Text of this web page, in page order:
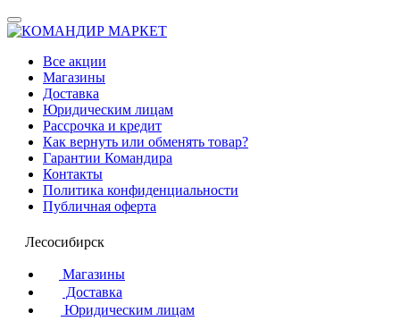
Все акции
Магазины
Доставка
Юридическим лицам
Рассрочка и кредит
Как вернуть или обменять товар?
Гарантии Командира
Контакты
Политика конфиденциальности
Публичная оферта
Лесосибирск
Магазины
Доставка
Юридическим лицам